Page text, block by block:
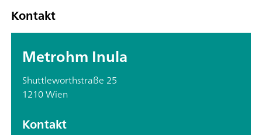
Kontakt
Metrohm Inula
Shuttleworthstraße 25
1210 Wien
Kontakt